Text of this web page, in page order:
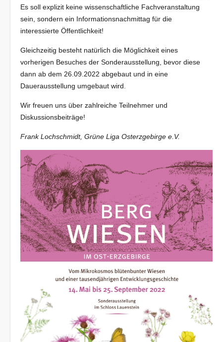
Es soll explizit keine wissenschaftliche Fachveranstaltung
sein, sondern ein Informationsnachmittag für die
interessierte Öffentlichkeit!
Gleichzeitig besteht natürlich die Möglichkeit eines
vorherigen Besuches der Sonderausstellung, bevor diese
dann ab dem 26.09.2022 abgebaut und in eine
Dauerausstellung umgebaut wird.
Wir freuen uns über zahlreiche Teilnehmer und
Diskussionsbeiträge!
Frank Lochschmidt, Grüne Liga Osterzgebirge e.V.